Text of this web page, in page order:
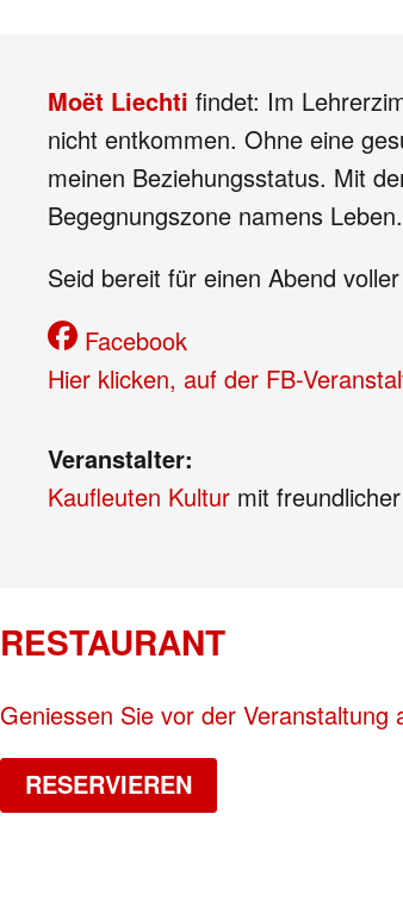
Moët Liechti findet: Im
nicht entkommen. Ohne eine
meinen Beziehungsstatus. Mit
Begegnungszone namens Leben.
Seid bereit für einen Abend
Facebook
Hier klicken, auf der FB-
Veranstalter:
Kaufleuten Kultur mit
RESTAURANT
Geniessen Sie vor der
RESERVIEREN